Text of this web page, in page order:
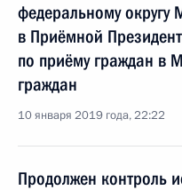
федеральному округу
в Приёмной
по приёму граждан в
граждан
10 января 2019 года, 22:22
Продолжен контроль